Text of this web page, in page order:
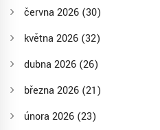
června 2026 (30)
května 2026 (32)
dubna 2026 (26)
března 2026 (21)
února 2026 (23)